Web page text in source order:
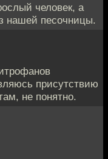
человек, а
нашей песочницы.
присутствию
не понятно.